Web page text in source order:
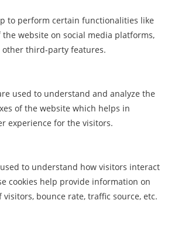
to perform certain functionalities like
website on social media platforms,
other third-party features.
used to understand and analyze the
of the website which helps in
experience for the visitors.
to understand how visitors interact
cookies help provide information on
bounce rate, traffic source, etc.